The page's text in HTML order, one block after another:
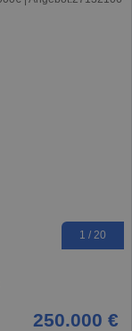
1 / 20
250.000 €